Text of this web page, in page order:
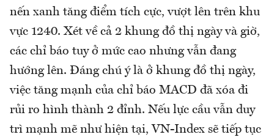
nến xanh tăng điểm tích cực, vượt lên trên khu
vực 1240. Xét về cả 2 khung đồ thị ngày và giờ,
các chỉ báo tuy ở mức cao nhưng vẫn đang
hướng lên. Đáng chú ý là ở khung đồ thị ngày,
việc tăng mạnh của chỉ báo MACD đã xóa đi
rủi ro hình thành 2 đỉnh. Nếu lực cầu vẫn duy
trì mạnh mẽ như hiện tại, VN-Index sẽ tiếp tục